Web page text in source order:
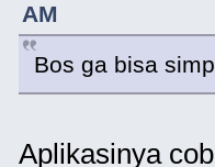
AM
Bos ga bisa
Aplikasinya